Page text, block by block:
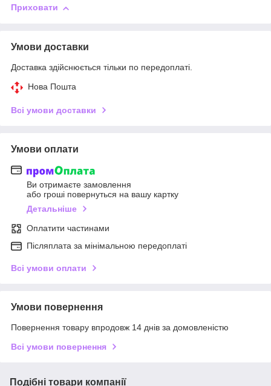
Приховати
Умови доставки
Доставка здійснюється тільки по передоплаті.
Нова Пошта
Всі умови доставки
Умови оплати
Ви отримаєте замовлення
або гроші повернуться на вашу картку
Детальніше
Оплатити частинами
Післяплата за мінімальною передоплаті
Всі умови оплати
Умови повернення
Повернення товару впродовж 14 днів за домовленістю
Всі умови повернення
Подібні товари компанії